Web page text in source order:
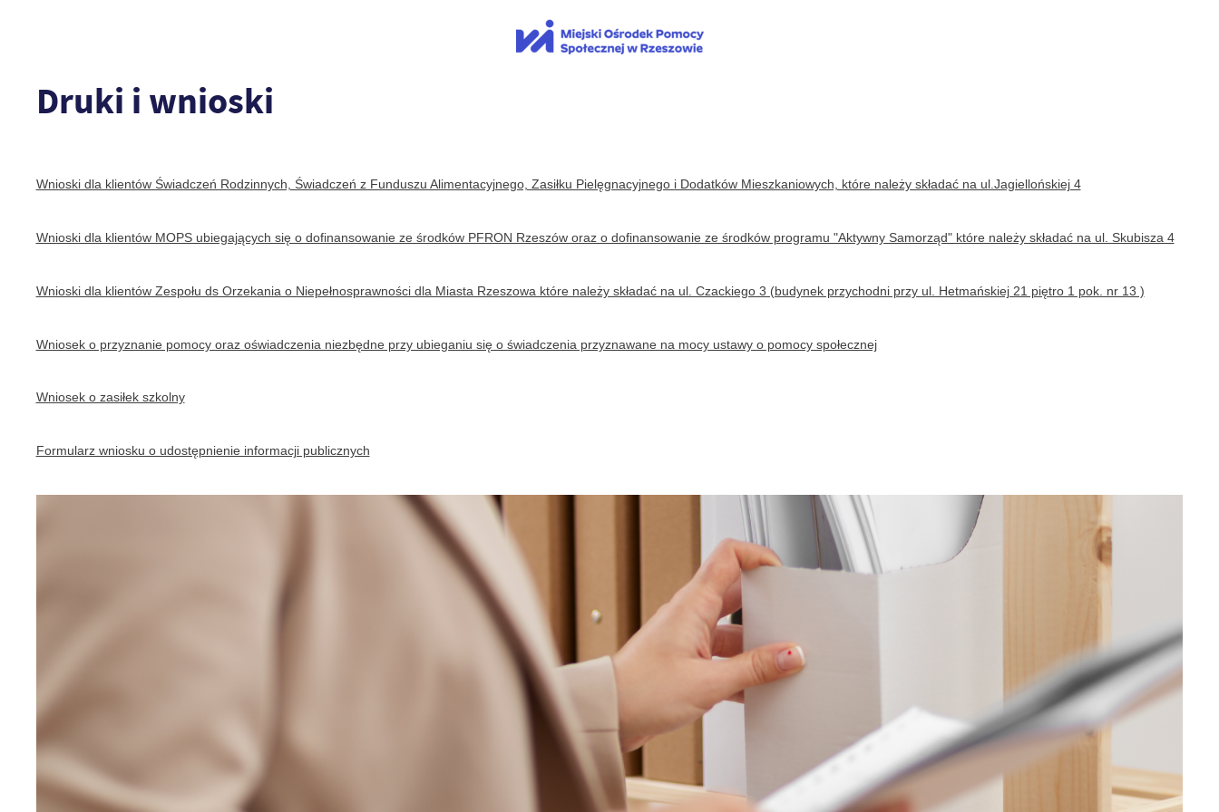
Druki i wnioski
Wnioski dla klientów Świadczeń Rodzinnych, Świadczeń z Funduszu Alimentacyjnego, Zasiłku Pielęgnacyjnego i Dodatków Mieszkaniowych, które należy składać na ul.Jagiellońskiej 4
Wnioski dla klientów MOPS ubiegających się o dofinansowanie ze środków PFRON Rzeszów oraz o dofinansowanie ze środków programu "Aktywny Samorząd" które należy składać na ul. Skubisza 4
Wnioski dla klientów Zespołu ds Orzekania o Niepełnosprawności dla Miasta Rzeszowa które należy składać na ul. Czackiego 3 (budynek przychodni przy ul. Hetmańskiej 21 piętro 1 pok. nr 13 )
Wniosek o przyznanie pomocy oraz oświadczenia niezbędne przy ubieganiu się o świadczenia przyznawane na mocy ustawy o pomocy społecznej
Wniosek o zasiłek szkolny
Formularz wniosku o udostępnienie informacji publicznych